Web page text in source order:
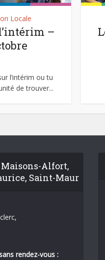
Locale
–
l’intérim ou tu
de trouver...
Alfort,
Saint-Maur
rendez-vous :